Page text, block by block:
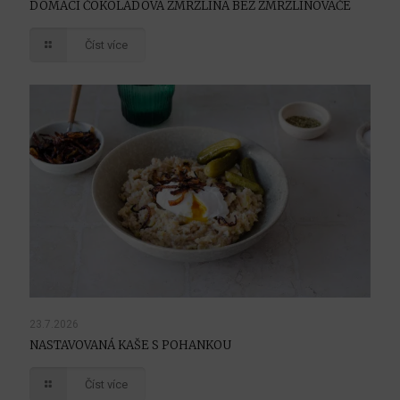
DOMÁCÍ ČOKOLÁDOVÁ ZMRZLINA BEZ ZMRZLINOVAČE
Číst více
23.7.2026
NASTAVOVANÁ KAŠE S POHANKOU
Číst více